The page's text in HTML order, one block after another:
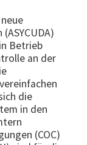
Betrieb
an der
die
in den
(COC)